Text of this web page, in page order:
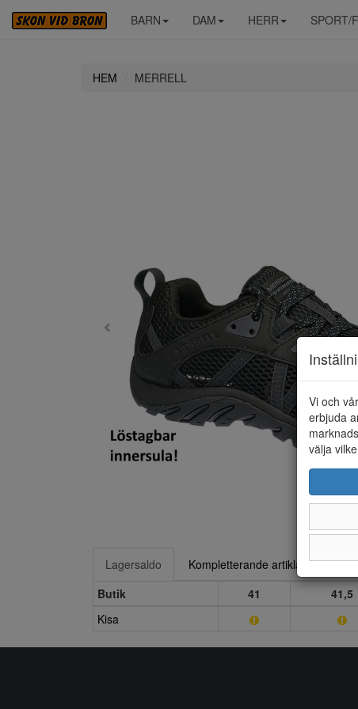
BARN DAM HERR SPORT/
HEM MERRELL
Lagersaldo
Kompletterande artiklar
Butik
41 41,5
Kisa
Vi och
erbjuda
välja